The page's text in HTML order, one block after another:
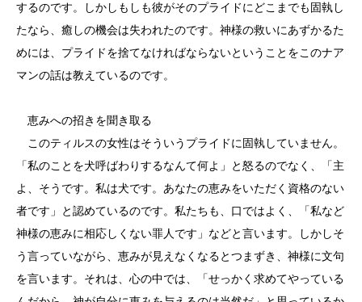
するのです。しかしもしも彼がそのプライドにどこまでも固執し
たなら、癒しの機会は失われたのです。神様の救いにあずかるた
めには、プライドを捨てなければならないということをこのナア
マンの話は教えているのです。
恵みへの招きを聞き取る
このティルスの女性はそういうプライドに固執していません。
「私のことを犬呼ばわりするなんて何よ」と怒るのでなく、「主
よ、そうです。私は犬です。あなたの恵みをいただく資格のない
者です」と認めているのです。私たちも、口ではよく、「私など
神様の恵みに相応しくない罪人です」などと言います。しかしそ
う言っていながら、恵みが見えなくなるとつまずき、神様に文句
を言います。それは、心の中では、「せっかく求めてやっている